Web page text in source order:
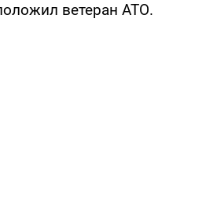
ветеран АТО.